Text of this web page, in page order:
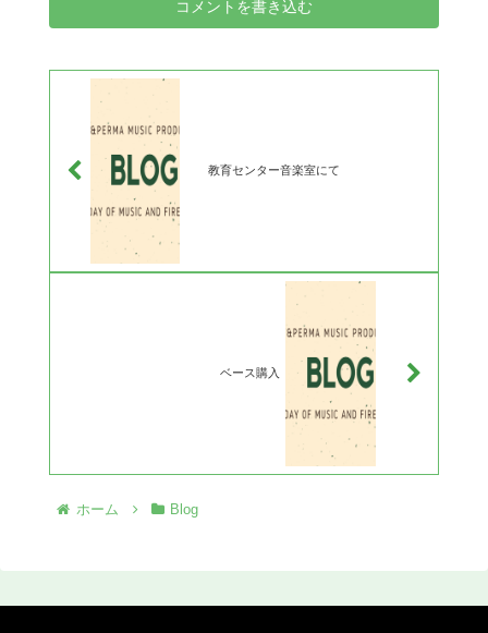
コメントを書き込む
教育センター音楽室にて
ベース購入
ホーム Blog